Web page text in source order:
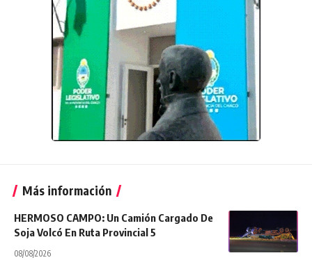
Más información
HERMOSO CAMPO: Un Camión Cargado De
Soja Volcó En Ruta Provincial 5
08/08/2026